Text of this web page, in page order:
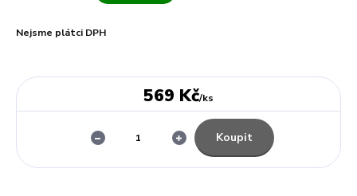
Nejsme plátci DPH
569 Kč/ks
Koupit